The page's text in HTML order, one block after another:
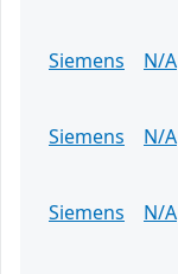
Siemens
N/A
Siemens
N/A
Siemens
N/A